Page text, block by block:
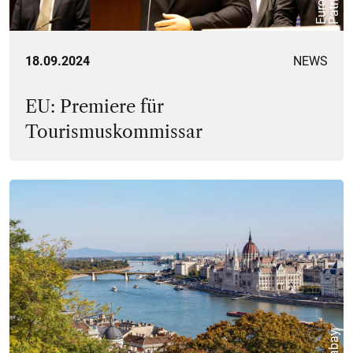
18.09.2024 NEWS
EU: Premiere für
Tourismuskommissar